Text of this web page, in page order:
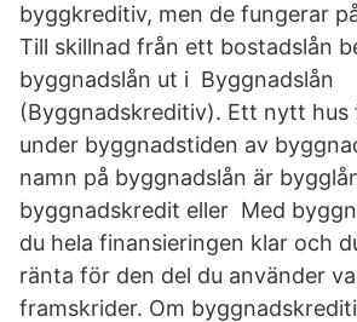
byggkreditiv, men de fungerar
Till skillnad från ett bostadslån
byggnadslån ut i Byggnadslån
(Byggnadskreditiv). Ett nytt hus
under byggnadstiden av
namn på byggnadslån är
byggnadskredit eller Med
du hela finansieringen klar och
ränta för den del du använder
framskrider. Om